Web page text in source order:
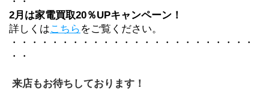
2月は家電買取20％UPキャンペーン！
詳しくはこちら をご覧ください。
・・・・・・・・・・・・・・・・・・・・・・・・
・・
来店もお待ちしております！